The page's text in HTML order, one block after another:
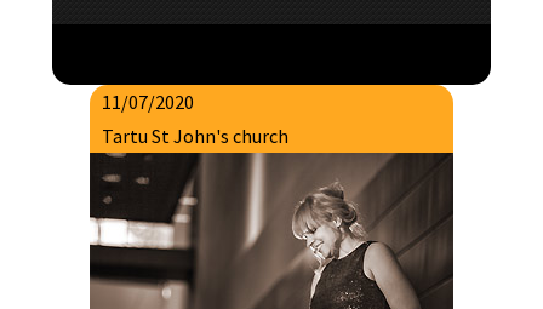
11/07/2020
Tartu St John's church